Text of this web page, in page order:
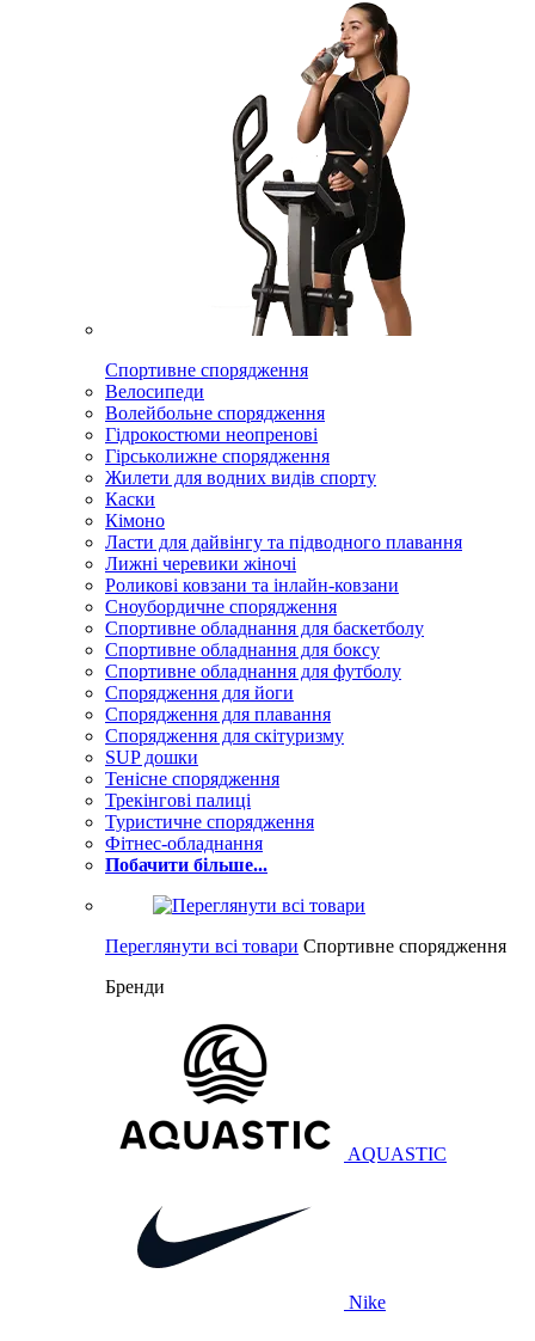
Спортивне спорядження
Велосипеди
Волейбольне спорядження
Гідрокостюми неопренові
Гірськолижне спорядження
Жилети для водних видів спорту
Каски
Кімоно
Ласти для дайвінгу та підводного плавання
Лижні черевики жіночі
Роликові ковзани та інлайн-ковзани
Сноубордичне спорядження
Спортивне обладнання для баскетболу
Спортивне обладнання для боксу
Спортивне обладнання для футболу
Спорядження для йоги
Спорядження для плавання
Спорядження для скітуризму
SUP дошки
Тенісне спорядження
Трекінгові палиці
Туристичне спорядження
Фітнес-обладнання
Побачити більше...
Переглянути всі товари Спортивне спорядження
Бренди
AQUASTIC
Nike